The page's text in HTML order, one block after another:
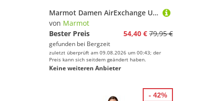
Marmot Damen AirExchange UPF 40 Rock
von Marmot
Bester Preis
54,40 € 79,95 €
gefunden bei Bergzeit
zuletzt überprüft am 09.08.2026 um 00:43; der
Preis kann sich seitdem geändert haben.
Keine weiteren Anbieter
- 42%